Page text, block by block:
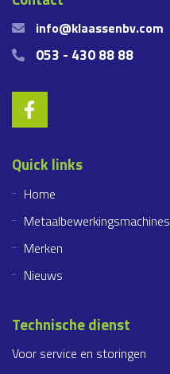
info@klaassenbv.com
053 - 430 88 88
Quick links
Home
Metaalbewerkingsmachines
Merken
Nieuws
Technische dienst
Voor service en storingen